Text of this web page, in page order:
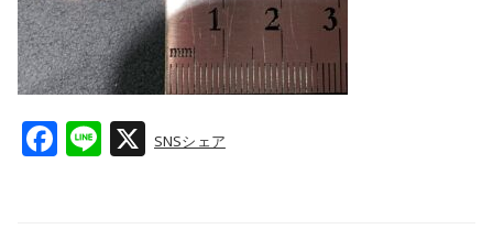
F Li X
SNSシェア